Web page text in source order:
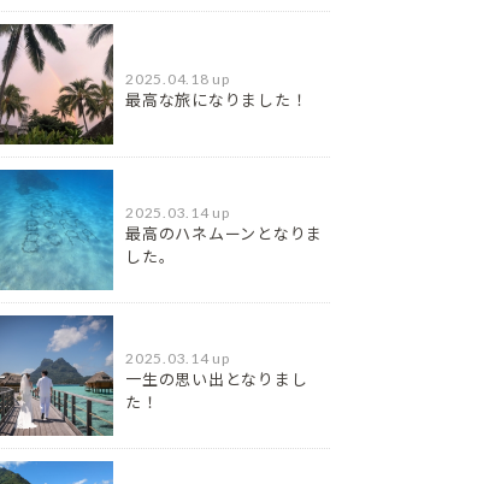
2025.04.18 up
最高な旅になりました！
2025.03.14 up
最高のハネムーンとなりま
した。
2025.03.14 up
一生の思い出となりまし
た！